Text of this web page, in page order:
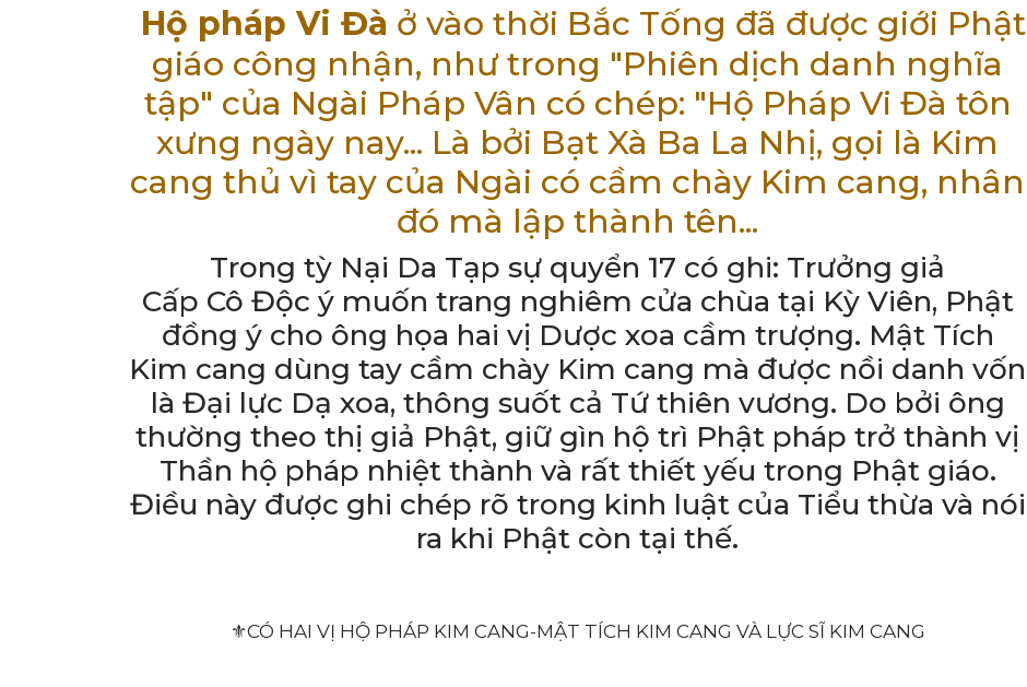
Hộ pháp Vi Đà ở vào thời Bắc Tống đã được giới Phật
giáo công nhận, như trong "Phiên dịch danh nghĩa
tập" của Ngài Pháp Vân có chép: "Hộ Pháp Vi Đà tôn
xưng ngày nay... Là bởi Bạt Xà Ba La Nhị, gọi là Kim
cang thủ vì tay của Ngài có cầm chày Kim cang, nhân
đó mà lập thành tên...
Trong tỳ Nại Da Tạp sự quyển 17 có ghi: Trưởng giả
Cấp Cô Độc ý muốn trang nghiêm cửa chùa tại Kỳ Viên, Phật
đồng ý cho ông họa hai vị Dược xoa cầm trượng. Mật Tích
Kim cang dùng tay cầm chày Kim cang mà được nồi danh vốn
là Đại lực Dạ xoa, thông suốt cả Tứ thiên vương. Do bởi ông
thường theo thị giả Phật, giữ gìn hộ trì Phật pháp trở thành vị
Thần hộ pháp nhiệt thành và rất thiết yếu trong Phật giáo.
Điều này được ghi chép rõ trong kinh luật của Tiểu thừa và nói
ra khi Phật còn tại thế.
⚜️CÓ HAI VỊ HỘ PHÁP KIM CANG-MẬT TÍCH KIM CANG VÀ LỰC SĨ KIM CANG